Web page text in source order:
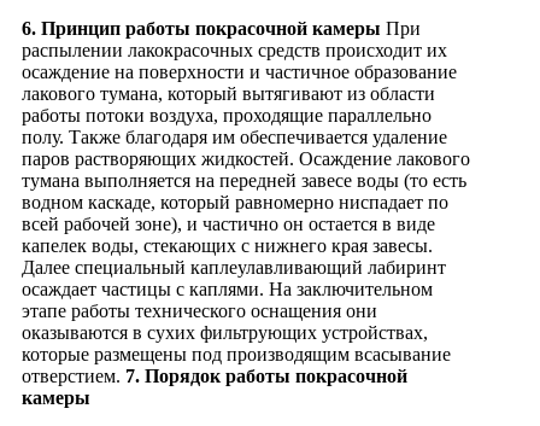
6. Принцип работы покрасочной камеры При
распылении лакокрасочных средств происходит их
осаждение на поверхности и частичное образование
лакового тумана, который вытягивают из области
работы потоки воздуха, проходящие параллельно
полу. Также благодаря им обеспечивается удаление
паров растворяющих жидкостей. Осаждение лакового
тумана выполняется на передней завесе воды (то есть
водном каскаде, который равномерно ниспадает по
всей рабочей зоне), и частично он остается в виде
капелек воды, стекающих с нижнего края завесы.
Далее специальный каплеулавливающий лабиринт
осаждает частицы с каплями. На заключительном
этапе работы технического оснащения они
оказываются в сухих фильтрующих устройствах,
которые размещены под производящим всасывание
отверстием. 7. Порядок работы покрасочной
камеры